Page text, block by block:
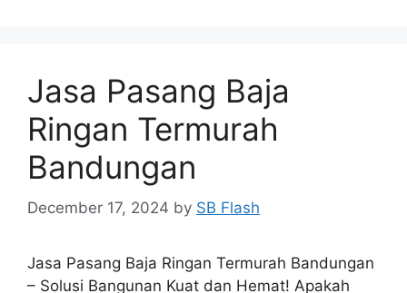
Jasa Pasang Baja
Ringan Termurah
Bandungan
December 17, 2024 by SB Flash
Jasa Pasang Baja Ringan Termurah Bandungan
– Solusi Bangunan Kuat dan Hemat! Apakah